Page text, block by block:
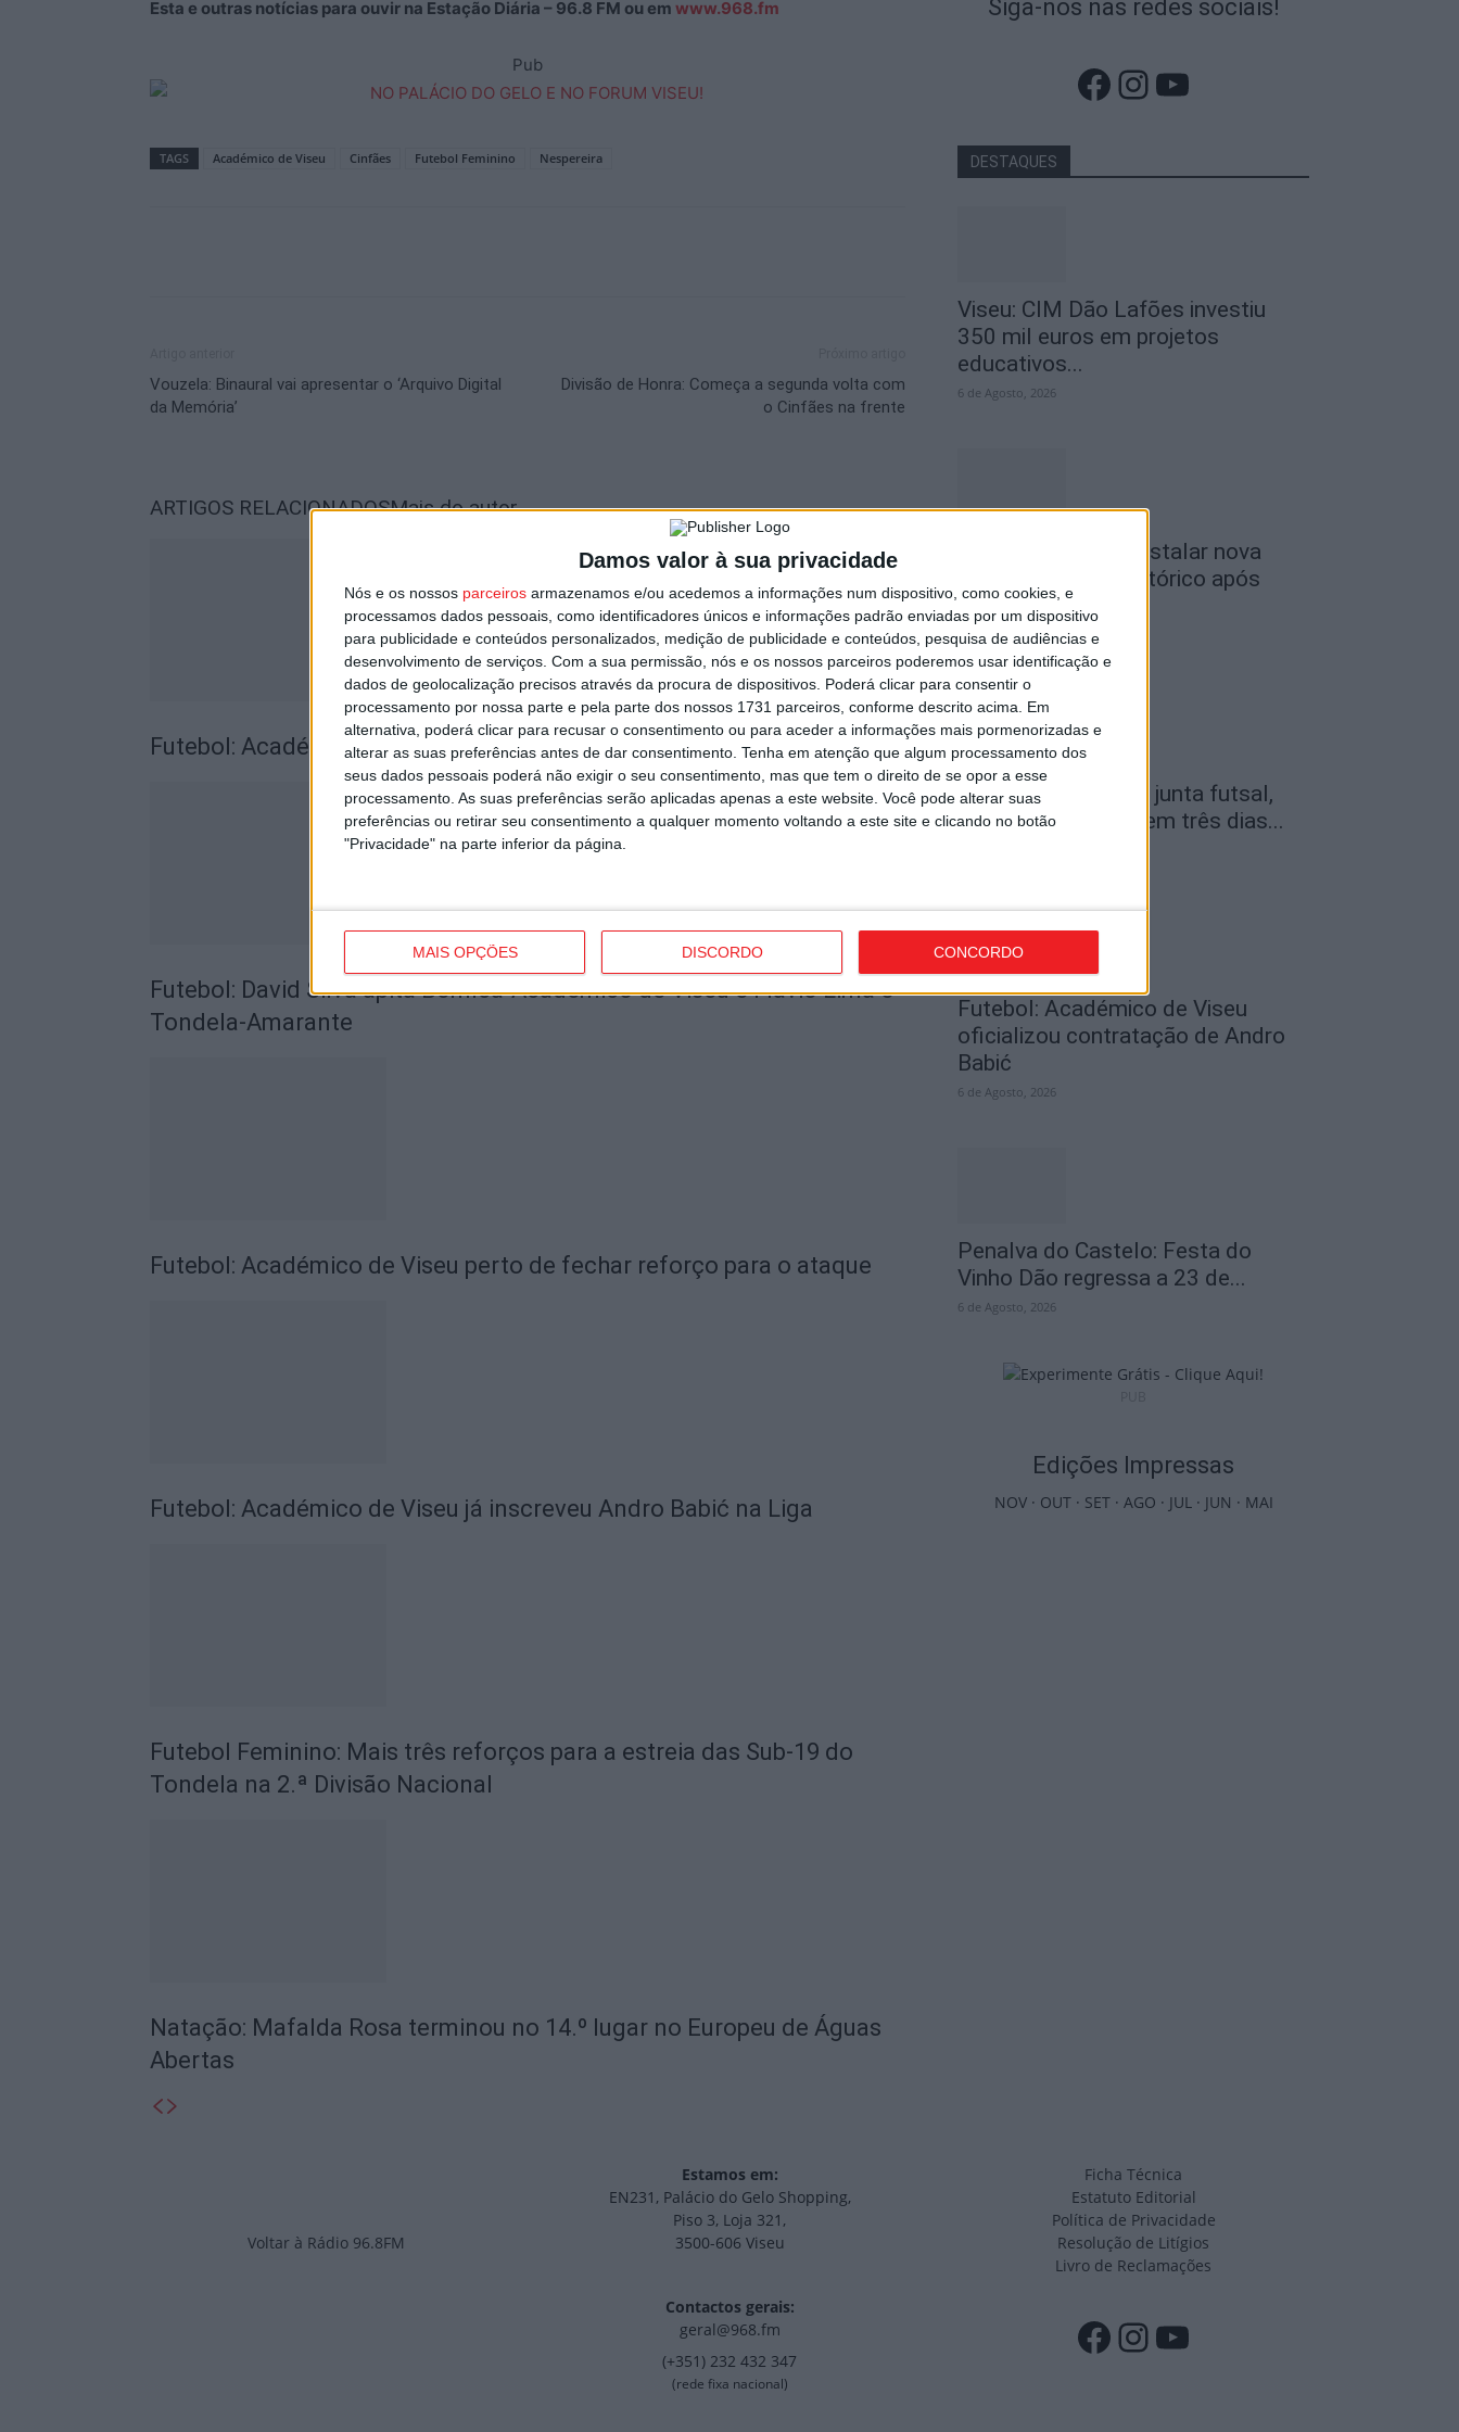
Damos valor à sua privacidade
Nós e os nossos parceiros armazenamos e/ou acedemos a informações num dispositivo, como cookies, e
processamos dados pessoais, como identificadores únicos e informações padrão enviadas por um dispositivo
para publicidade e conteúdos personalizados, medição de publicidade e conteúdos, pesquisa de audiências e
desenvolvimento de serviços. Com a sua permissão, nós e os nossos parceiros poderemos usar identificação e
dados de geolocalização precisos através da procura de dispositivos. Poderá clicar para consentir o
processamento por nossa parte e pela parte dos nossos 1731 parceiros, conforme descrito acima. Em
alternativa, poderá clicar para recusar o consentimento ou para aceder a informações mais pormenorizadas e
alterar as suas preferências antes de dar consentimento. Tenha em atenção que algum processamento dos
seus dados pessoais poderá não exigir o seu consentimento, mas que tem o direito de se opor a esse
processamento. As suas preferências serão aplicadas apenas a este website. Você pode alterar suas
preferências ou retirar seu consentimento a qualquer momento voltando a este site e clicando no botão
"Privacidade" na parte inferior da página.
MAIS OPÇÕES DISCORDO CONCORDO
Esta e outras notícias para ouvir na Estação Diária – 96.8 FM ou em www.968.fm
Pub
TAGS Académico de Viseu Cinfães Futebol Feminino Nespereira
Vouzela: Binaural vai apresentar o ‘Arquivo Digital
da Memória’
Divisão de Honra: Começa a segunda volta com
o Cinfães na frente
ARTIGOS RELACIONADOSMais do autor
Futebol: Académico de Viseu oficializou contratação de Andro Babić
Futebol: David Silva apita Benfica-Académico de Viseu e Flávio Lima o
Tondela-Amarante
Futebol: Académico de Viseu perto de fechar reforço para o ataque
Futebol: Académico de Viseu já inscreveu Andro Babić na Liga
Futebol Feminino: Mais três reforços para a estreia das Sub-19 do
Tondela na 2.ª Divisão Nacional
Natação: Mafalda Rosa terminou no 14.º lugar no Europeu de Águas
Abertas
Siga-nos nas redes sociais!
Facebook
Instagram
YouTube
DESTAQUES
Viseu: CIM Dão Lafões investiu
350 mil euros em projetos
educativos...
6 de Agosto, 2026
Viseu: APCVD vai instalar nova
sede no Centro Histórico após
investimento...
6 de Agosto, 2026
Lamego: Youth Cup junta futsal,
andebol e voleibol em três dias...
Futebol: Académico de Viseu
oficializou contratação de Andro
Babić
6 de Agosto, 2026
Penalva do Castelo: Festa do
Vinho Dão regressa a 23 de...
6 de Agosto, 2026
Edições Impressas
NOV· OUT· SET· AGO · JUL· JUN · MAI
Voltar à Rádio 96.8FM
Estamos em:
EN231, Palácio do Gelo Shopping,
Piso 3, Loja 321,
3500-606 Viseu
Contactos gerais:
geral@968.fm
(+351) 232 432 347
(rede fixa nacional)
Ficha Técnica
Estatuto Editorial
Política de Privacidade
Resolução de Litígios
Livro de Reclamações
Facebook
Instagram
YouTube